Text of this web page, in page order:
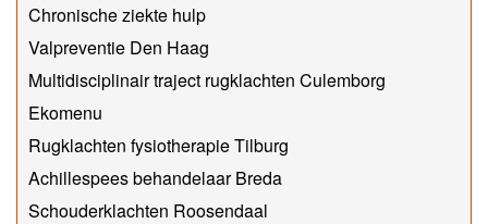
Chronische ziekte hulp
Valpreventie Den Haag
Multidisciplinair traject rugklachten Culemborg
Ekomenu
Rugklachten fysiotherapie Tilburg
Achillespees behandelaar Breda
Schouderklachten Roosendaal